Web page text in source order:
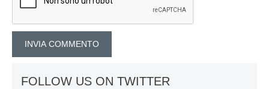
FOLLOW US ON TWITTER